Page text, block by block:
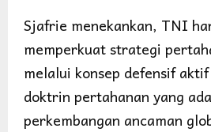
Sjafrie menekankan, TNI
memperkuat strategi
melalui konsep defensif
doktrin pertahanan yang
perkembangan ancaman